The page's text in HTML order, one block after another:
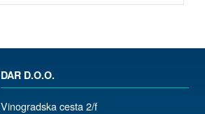
DAR D.O.O.
Vinogradska cesta 2/f